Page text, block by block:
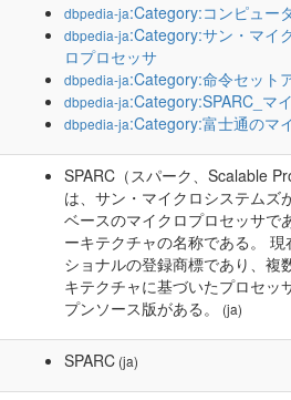
dbpedia-ja:Category:コンピュー
dbpedia-ja:Category:サン・マイ
ロプロセッサ
dbpedia-ja:Category:命令セット
dbpedia-ja:Category:SPARC_マ
dbpedia-ja:Category:富士通のマ
SPARC（スパーク、Scalable
は、サン・マイクロシステムズ
ベースのマイクロプロセッサで
ーキテクチャの名称である。
ショナルの登録商標であり、複
キテクチャに基づいたプロセッ
プンソース版がある。
(ja)
SPARC (ja)